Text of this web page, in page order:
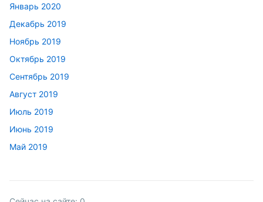
Январь 2020
Декабрь 2019
Ноябрь 2019
Октябрь 2019
Сентябрь 2019
Август 2019
Июль 2019
Июнь 2019
Май 2019